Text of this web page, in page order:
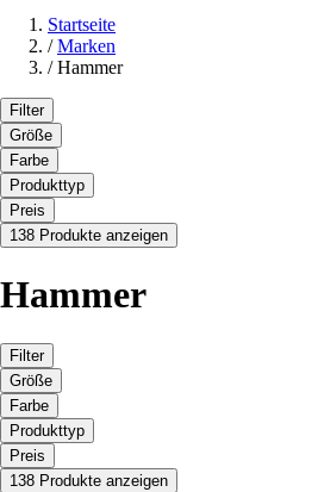
Startseite
/ Marken
/ Hammer
Filter
Größe
Farbe
Produkttyp
Preis
138 Produkte anzeigen
Hammer
Filter
Größe
Farbe
Produkttyp
Preis
138 Produkte anzeigen